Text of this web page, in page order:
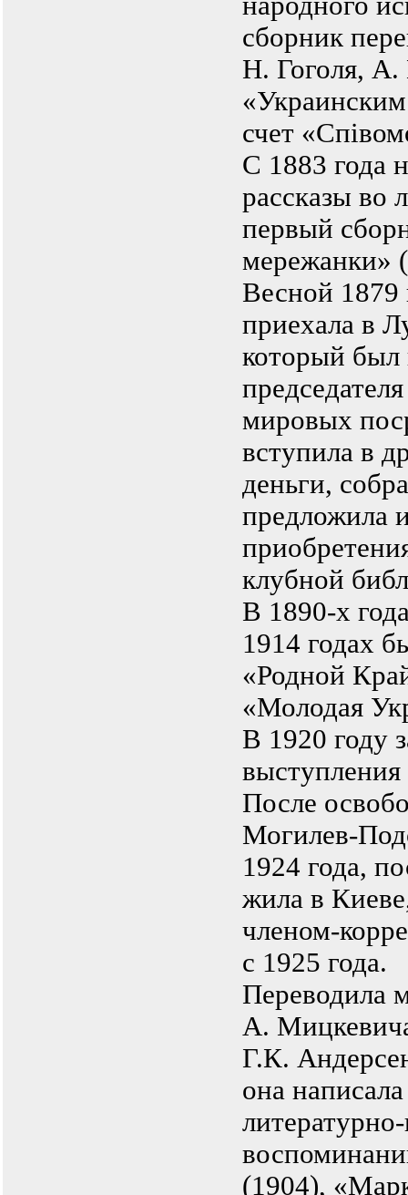
сборник
Н. Гоголя,
«Украинским
счет
С 1883 года
рассказы во
первый
мережанки»
Весной 1879
приехала в
который был
мировых
вступила в
деньги,
предложила
клубной
В 1890-х
1914 годах
«Родной
«Молодая
В 1920 году
выступления
После
Могилев-
1924 года,
жила в
членом-
с 1925 года.
Переводила
А.
Г.К.
она
(1904),